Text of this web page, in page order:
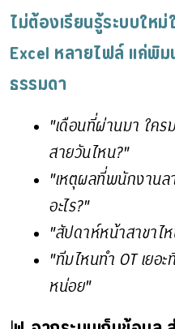
ไม่ต้องเรียนรู้ระบบให
Excel หลายไฟล์ แค่พิ
ธรรมดา
"เดือนที่ผ่านมา ใค
สายวันไหน?"
"เหตุผลที่พนักงานล
อะไร?"
"สัปดาห์หน้าสาขาไ
"ทีมไหนทำ OT เยอ
หน่อย"